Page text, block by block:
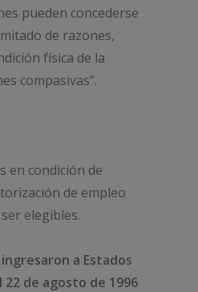
pueden concederse
de razones,
física de la
compasivas”.
en condición de
de empleo
elegibles.
a Estados
de agosto de 1996